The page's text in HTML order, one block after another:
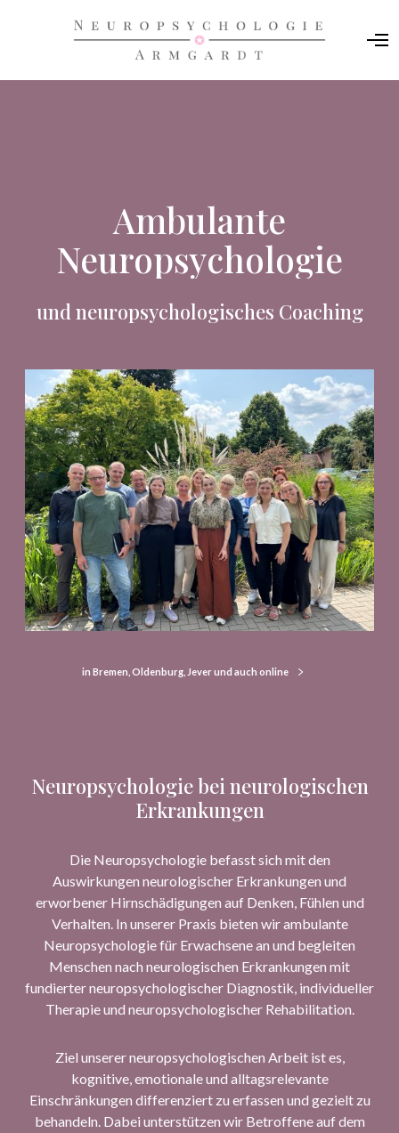
O
Ambulante
Neuropsychologie
und neuropsychologisches Coaching
in Bremen, Oldenburg, Jever und auch online
Neuropsychologie bei neurologischen
Erkrankungen
Die Neuropsychologie befasst sich mit den
Auswirkungen neurologischer Erkrankungen und
erworbener Hirnschädigungen auf Denken, Fühlen und
Verhalten. In unserer Praxis bieten wir ambulante
Neuropsychologie für Erwachsene an und begleiten
Menschen nach neurologischen Erkrankungen mit
fundierter neuropsychologischer Diagnostik, individueller
Therapie und neuropsychologischer Rehabilitation.
Ziel unserer neuropsychologischen Arbeit ist es,
kognitive, emotionale und alltagsrelevante
Einschränkungen differenziert zu erfassen und gezielt zu
behandeln. Dabei unterstützen wir Betroffene auf dem